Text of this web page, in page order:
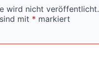
wird nicht veröffentlicht.
mit * markiert